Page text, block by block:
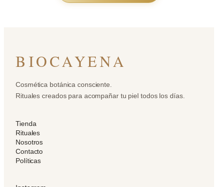
BIOCAYENA
Cosmética botánica consciente.
Rituales creados para acompañar tu piel todos los días.
Tienda
Rituales
Nosotros
Contacto
Políticas